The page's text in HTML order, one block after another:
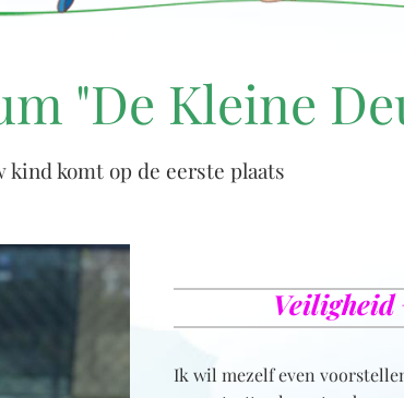
"De Kleine
kind komt op de eerste plaats
Ik wil mezelf even